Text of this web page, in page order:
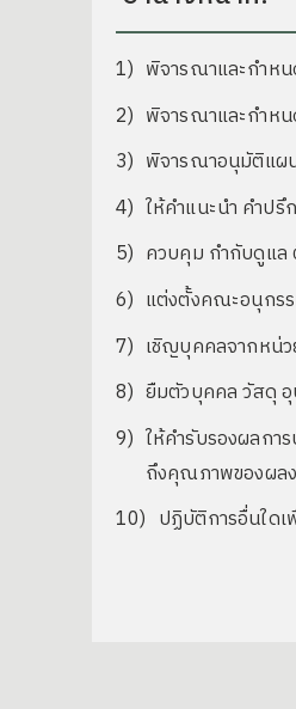
พิจารณาและกำหน
พิจารณาและกำหน
พิจารณาอนุมัติแผน
ให้คำแนะนำ คำป
ควบคุม กำกับดูแล
แต่งตั้งคณะอนุกรร
เชิญบุคคลจากหน่ว
ยืมตัวบุคคล วัสดุ
ให้คำรับรองผลกา
ถึงคุณภาพของผล
ปฏิบัติการอื่นใด